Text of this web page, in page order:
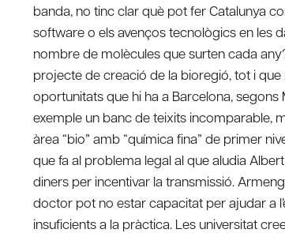
banda, no tinc clar què pot fer Catalunya
software o els avenços tecnològics en les
nombre de molècules que surten cada
projecte de creació de la bioregió, tot i
oportunitats que hi ha a Barcelona,
exemple un banc de teixits incomparable,
àrea “bio” amb “química fina” de primer
que fa al problema legal al que aludia
diners per incentivar la transmissió.
doctor pot no estar capacitat per ajudar a
insuficients a la pràctica. Les universitat